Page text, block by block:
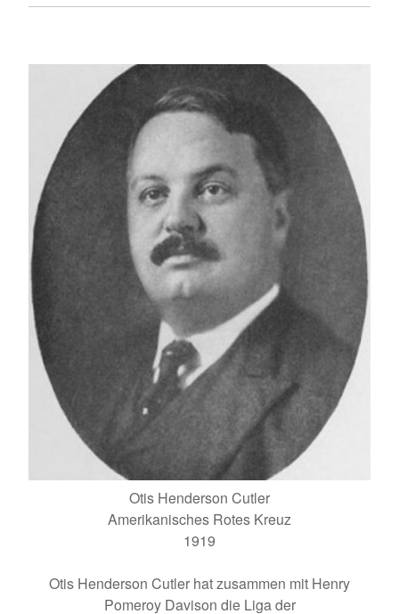
Otis Henderson Cutler
Amerikanisches Rotes Kreuz
1919
Otis Henderson Cutler hat zusammen mit Henry
Pomeroy Davison die Liga der